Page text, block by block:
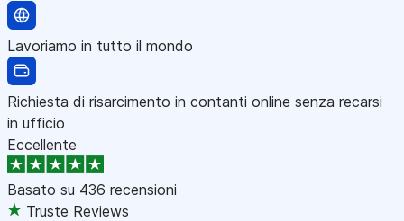
Lavoriamo in tutto il mondo
Richiesta di risarcimento in contanti online senza recarsi
in ufficio
Eccellente
Basato su 436 recensioni
Truste Reviews